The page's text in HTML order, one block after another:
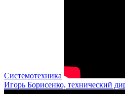
Системотехника
Игорь Борисенко, технический